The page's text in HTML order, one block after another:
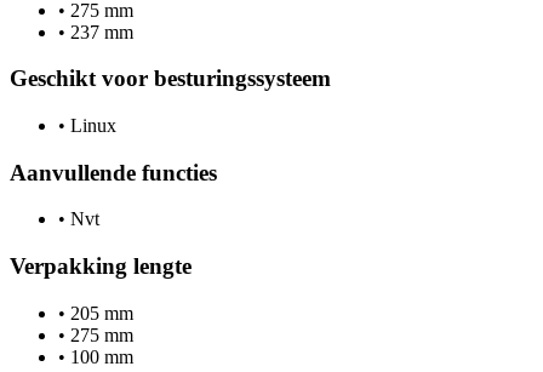
• 275 mm
• 237 mm
Geschikt voor besturingssysteem
• Linux
Aanvullende functies
• Nvt
Verpakking lengte
• 205 mm
• 275 mm
• 100 mm